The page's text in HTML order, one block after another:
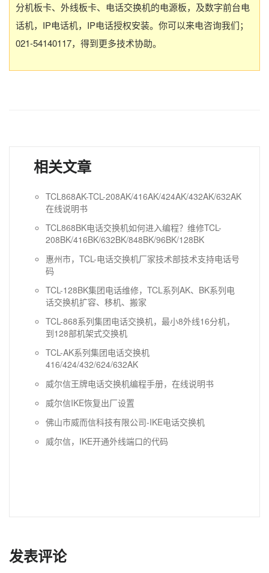
分机板卡、外线板卡、电话交换机的电源板，及数字前台电
话机，IP电话机，IP电话授权安装。你可以来电咨询我们；
021-54140117，得到更多技术协助。
相关文章
TCL868AK-TCL-208AK/416AK/424AK/432AK/632AK
在线说明书
TCL868BK电话交换机如何进入编程？维修TCL-
208BK/416BK/632BK/848BK/96BK/128BK
惠州市，TCL-电话交换机厂家技术部技术支持电话号
码
TCL-128BK集团电话维修，TCL系列AK、BK系列电
话交换机扩容、移机、搬家
TCL-868系列集团电话交换机，最小8外线16分机，
到128部机架式交换机
TCL-AK系列集团电话交换机
416/424/432/624/632AK
威尔信王牌电话交换机编程手册，在线说明书
威尔信IKE恢复出厂设置
佛山市威而信科技有限公司-IKE电话交换机
威尔信，IKE开通外线端口的代码
发表评论